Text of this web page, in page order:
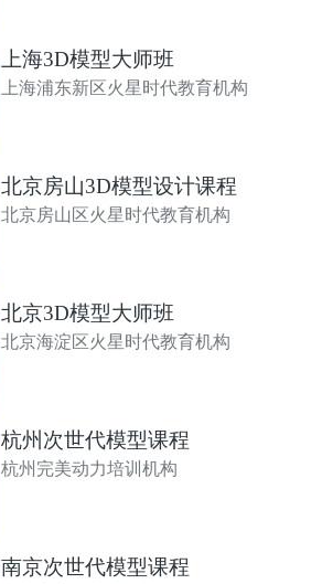
上海3D模型大师班
上海浦东新区火星时代教育机构
北京房山3D模型设计课程
北京房山区火星时代教育机构
北京3D模型大师班
北京海淀区火星时代教育机构
杭州次世代模型课程
杭州完美动力培训机构
南京次世代模型课程